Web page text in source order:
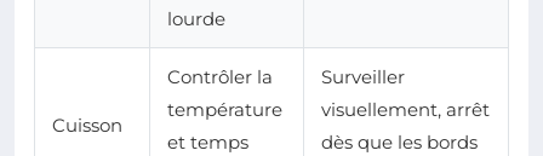
lourde
Cuisson
Contrôler la
température
et temps
Surveiller
visuellement, arrêt
dès que les bords